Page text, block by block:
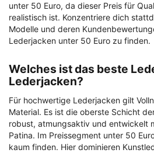
unter 50 Euro, da dieser Preis für
realistisch ist. Konzentriere dich
Modelle und deren
Lederjacken unter 50 Euro zu finden.
Welches ist das beste
Lederjacken?
Für hochwertige Lederjacken gilt
Material. Es ist die oberste Schicht
robust, atmungsaktiv und entwickelt
Patina. Im Preissegment unter 50
kaum finden. Hier dominieren